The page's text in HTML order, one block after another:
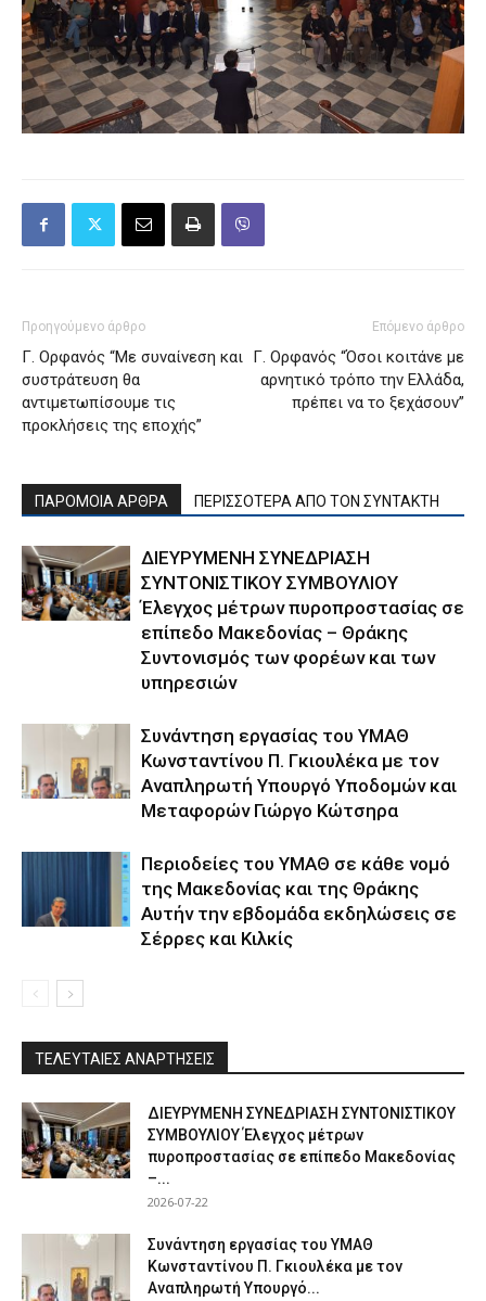
Προηγούμενο άρθρο
Γ. Ορφανός “Με συναίνεση και
συστράτευση θα
αντιμετωπίσουμε τις
προκλήσεις της εποχής”
Επόμενο άρθρο
Γ. Ορφανός “Όσοι κοιτάνε με
αρνητικό τρόπο την Ελλάδα,
πρέπει να το ξεχάσουν”
ΠΑΡΟΜΟΙΑ ΑΡΘΡΑ ΠΕΡΙΣΣΟΤΕΡΑ ΑΠΟ ΤΟΝ ΣΥΝΤΑΚΤΗ
ΔΙΕΥΡΥΜΕΝΗ ΣΥΝΕΔΡΙΑΣΗ
ΣΥΝΤΟΝΙΣΤΙΚΟΥ ΣΥΜΒΟΥΛΙΟΥ
Έλεγχος μέτρων πυροπροστασίας σε
επίπεδο Μακεδονίας – Θράκης
Συντονισμός των φορέων και των
υπηρεσιών
Συνάντηση εργασίας του ΥΜΑΘ
Κωνσταντίνου Π. Γκιουλέκα με τον
Αναπληρωτή Υπουργό Υποδομών και
Μεταφορών Γιώργο Κώτσηρα
Περιοδείες του ΥΜΑΘ σε κάθε νομό
της Μακεδονίας και της Θράκης
Αυτήν την εβδομάδα εκδηλώσεις σε
Σέρρες και Κιλκίς
ΤΕΛΕΥΤΑΙΕΣ ΑΝΑΡΤΗΣΕΙΣ
ΔΙΕΥΡΥΜΕΝΗ ΣΥΝΕΔΡΙΑΣΗ ΣΥΝΤΟΝΙΣΤΙΚΟΥ
ΣΥΜΒΟΥΛΙΟΥ Έλεγχος μέτρων
πυροπροστασίας σε επίπεδο Μακεδονίας
–...
2026-07-22
Συνάντηση εργασίας του ΥΜΑΘ
Κωνσταντίνου Π. Γκιουλέκα με τον
Αναπληρωτή Υπουργό...